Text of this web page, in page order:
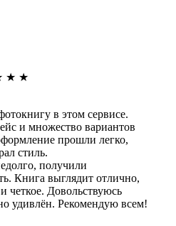
★ ★
в этом сервисе.
и множество вариантов
прошли легко,
стиль.
получили
Книга выглядит отлично,
четкое. Довольствуюсь
удивлён. Рекомендую всем!